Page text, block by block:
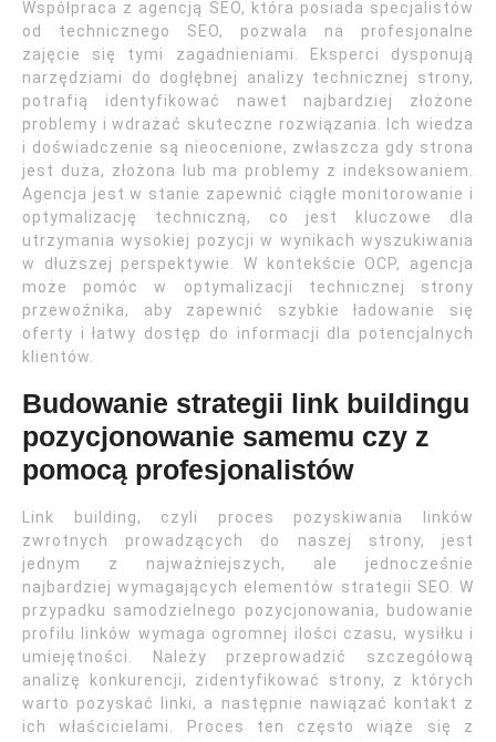
Współpraca z agencją SEO, która posiada specjalistów
od technicznego SEO, pozwala na profesjonalne
zajęcie się tymi zagadnieniami. Eksperci dysponują
narzędziami do dogłębnej analizy technicznej strony,
potrafią identyfikować nawet najbardziej złożone
problemy i wdrażać skuteczne rozwiązania. Ich wiedza
i doświadczenie są nieocenione, zwłaszcza gdy strona
jest duża, złożona lub ma problemy z indeksowaniem.
Agencja jest w stanie zapewnić ciągłe monitorowanie i
optymalizację techniczną, co jest kluczowe dla
utrzymania wysokiej pozycji w wynikach wyszukiwania
w dłuższej perspektywie. W kontekście OCP, agencja
może pomóc w optymalizacji technicznej strony
przewoźnika, aby zapewnić szybkie ładowanie się
oferty i łatwy dostęp do informacji dla potencjalnych
klientów.
Budowanie strategii link buildingu
pozycjonowanie samemu czy z
pomocą profesjonalistów
Link building, czyli proces pozyskiwania linków
zwrotnych prowadzących do naszej strony, jest
jednym z najważniejszych, ale jednocześnie
najbardziej wymagających elementów strategii SEO. W
przypadku samodzielnego pozycjonowania, budowanie
profilu linków wymaga ogromnej ilości czasu, wysiłku i
umiejętności. Należy przeprowadzić szczegółową
analizę konkurencji, zidentyfikować strony, z których
warto pozyskać linki, a następnie nawiązać kontakt z
ich właścicielami. Proces ten często wiąże się z